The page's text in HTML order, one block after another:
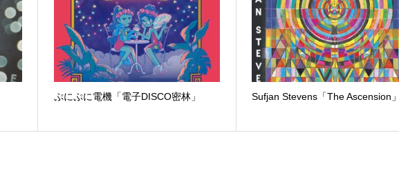
ぷにぷに電機「電子DISCO密林」 Sufjan Stevens「The Ascension」